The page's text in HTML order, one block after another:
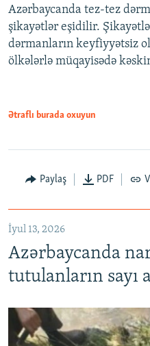
Azərbaycanda tez-tez
şikayətlər eşidilir.
dərmanların keyfiyyətsiz
ölkələrlə müqayisədə
Ətraflı burada oxuyun
Paylaş PDF
İyul 13, 2026
Azərbaycanda
tutulanların sayı